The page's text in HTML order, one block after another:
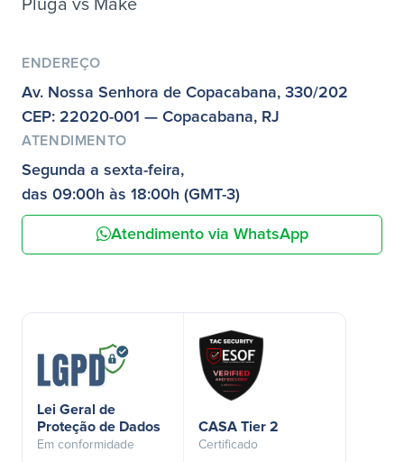
Pluga vs Make
ENDEREÇO
Av. Nossa Senhora de Copacabana, 330/202
CEP: 22020-001 — Copacabana, RJ
ATENDIMENTO
Segunda a sexta-feira,
das 09:00h às 18:00h (GMT-3)
Atendimento via WhatsApp
Lei Geral de
Proteção de Dados
Em conformidade
CASA Tier 2
Certificado